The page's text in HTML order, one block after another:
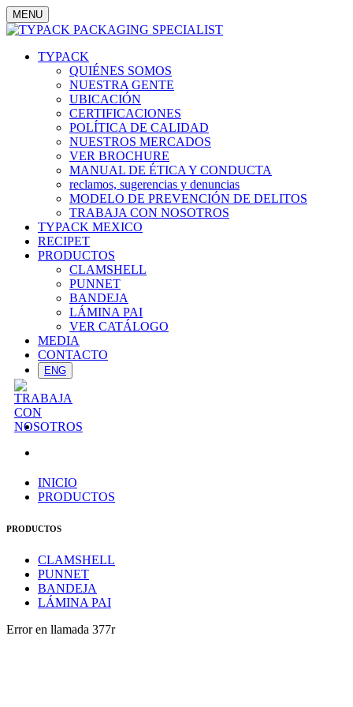
MENU
TYPACK
QUIÉNES SOMOS
NUESTRA GENTE
UBICACIÓN
CERTIFICACIONES
POLÍTICA DE CALIDAD
NUESTROS MERCADOS
VER BROCHURE
MANUAL DE ÉTICA Y CONDUCTA
reclamos, sugerencias y denuncias
MODELO DE PREVENCIÓN DE DELITOS
TRABAJA CON NOSOTROS
TYPACK MEXICO
RECIPET
PRODUCTOS
CLAMSHELL
PUNNET
BANDEJA
LÁMINA PAI
VER CATÁLOGO
MEDIA
CONTACTO
ENG
INICIO
PRODUCTOS
PRODUCTOS
CLAMSHELL
PUNNET
BANDEJA
LÁMINA PAI
Error en llamada 377r